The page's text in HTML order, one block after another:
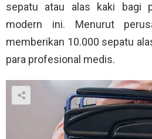
sepatu atau alas kaki bagi
modern ini. Menurut
memberikan 10.000 sepatu
para profesional medis.